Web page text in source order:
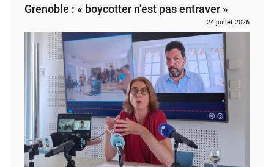
Grenoble : « boycotter n’est pas entraver »
24 juillet 2026